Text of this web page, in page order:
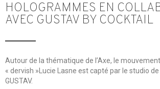
HOLOGRAMMES EN
AVEC GUSTAV BY COCKTAIL
Autour de la thématique de l’Axe, le
« dervish »Lucie Lasne est capté par le studio
GUSTAV.